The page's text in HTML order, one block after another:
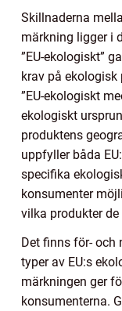
Skillnaderna
märkning ligger i
”EU-ekologiskt”
krav på
”EU-ekologiskt
ekologiskt
produktens
uppfyller båda
specifika
konsumenter
vilka produkter
Det finns för- och
typer av EU:s
märkningen ger
konsumenterna.